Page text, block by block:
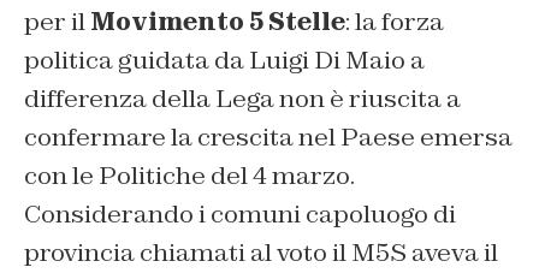
per ilMovimento 5 Stelle: la forza
politica guidata da Luigi Di Maio a
differenza della Lega non è riuscita a
confermare la crescita nel Paese emersa
con le Politiche del 4 marzo.
Considerando i comuni capoluogo di
provincia chiamati al voto il M5S aveva il